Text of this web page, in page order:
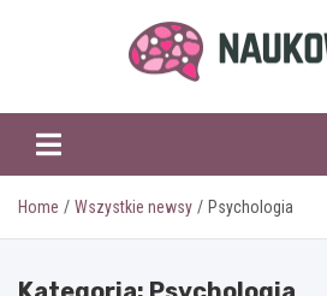
naukowi.pl
Home Wszystkie newsy Psychologia